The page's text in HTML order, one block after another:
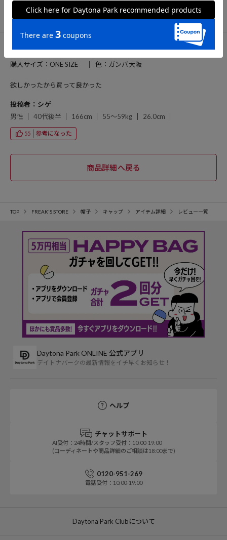
23 参考になった
投稿日：2026/05/28
購入サイズ：ONE SIZE 色：ガンバ大阪
欲しかったから買って良かった
投稿者：シゲ
男性
40代後半 166cm 55～59kg 26.0cm
55 参考になった
TOP FREAK'S STORE 帽子 キャップ アイテム詳細 レビュー一覧
Daytona Park ONLINE 公式アプリ
デイトナパークの最新情報をイチ早くお知らせ！
ヘルプ
チャットサポート
AI受付：24時間/スタッフ受付：10:00-19:00
(コーディネートや商品詳細のご相談は18:00まで)
0120-951-269
電話受付：10:00-19:00
Daytona Park Clubについて